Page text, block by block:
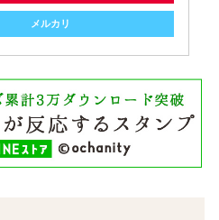
メルカリ